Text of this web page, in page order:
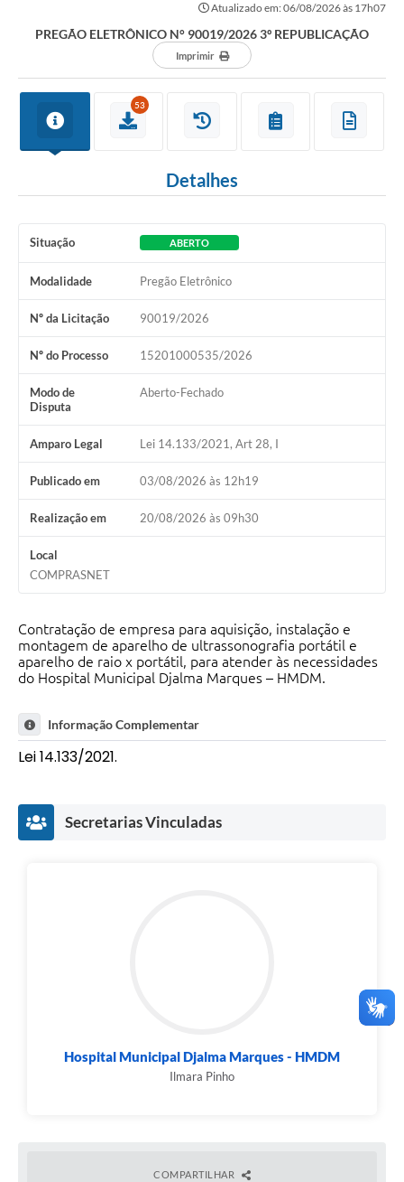
Atualizado em: 06/08/2026 às 17h07
PREGÃO ELETRÔNICO N° 90019/2026 3º REPUBLICAÇÃO
Imprimir
53
Detalhes
Situação ABERTO
Modalidade Pregão Eletrônico
Nº da Licitação 90019/2026
Nº do Processo 15201000535/2026
Modo de
Disputa
Aberto-Fechado
Amparo Legal Lei 14.133/2021, Art 28, I
Publicado em 03/08/2026 às 12h19
Realização em 20/08/2026 às 09h30
Local
COMPRASNET
Contratação de empresa para aquisição, instalação e
montagem de aparelho de ultrassonografia portátil e
aparelho de raio x portátil, para atender às necessidades
do Hospital Municipal Djalma Marques – HMDM.
Informação Complementar
Lei 14.133/2021.
Secretarias Vinculadas
Hospital Municipal Djalma Marques - HMDM
Ilmara Pinho
COMPARTILHAR